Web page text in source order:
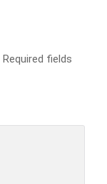
Required fields